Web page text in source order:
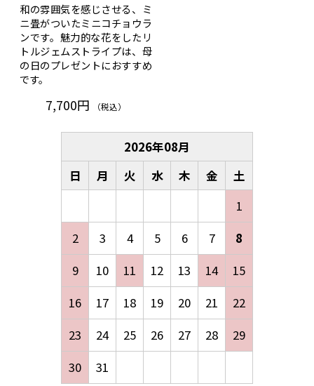
和の雰囲気を感じさせる、ミ
ニ畳がついたミニコチョウラ
ンです。魅力的な花をしたリ
トルジェムストライプは、母
の日のプレゼントにおすすめ
です。
7,700円 （税込）
2026年08月
日
月 火 水 木 金
土
1
2
3 4 5 6 7
8
9
10 11 12 13 14
15
16
17 18 19 20 21
22
23
24 25 26 27 28
29
30
31